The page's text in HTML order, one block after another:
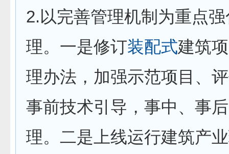
2.以完善管理机制为重点
理。一是修订装配式建筑
理办法，加强示范项目、
事前技术引导，事中、事
理。二是上线运行建筑产